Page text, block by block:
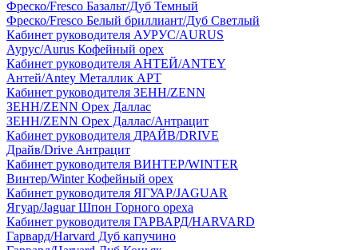
Фреско/Fresco Базальт/Дуб Темный
Фреско/Fresco Белый бриллиант/Дуб Светлый
Кабинет руководителя АУРУС/AURUS
Аурус/Aurus Кофейный орех
Кабинет руководителя АНТЕЙ/ANTEY
Антей/Antey Металлик АРТ
Кабинет руководителя ЗЕНН/ZENN
ЗЕНН/ZENN Орех Даллас
ЗЕНН/ZENN Орех Даллас/Антрацит
Кабинет руководителя ДРАЙВ/DRIVE
Драйв/Drive Антрацит
Кабинет руководителя ВИНТЕР/WINTER
Винтер/Winter Кофейный орех
Кабинет руководителя ЯГУАР/JAGUAR
Ягуар/Jaguar Шпон Горного ореха
Кабинет руководителя ГАРВАРД/HARVARD
Гарвард/Harvard Дуб капучино